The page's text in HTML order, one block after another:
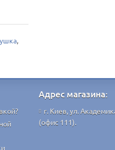
,
Адрес магазина:
г. Киев, ул.
(офис 111).